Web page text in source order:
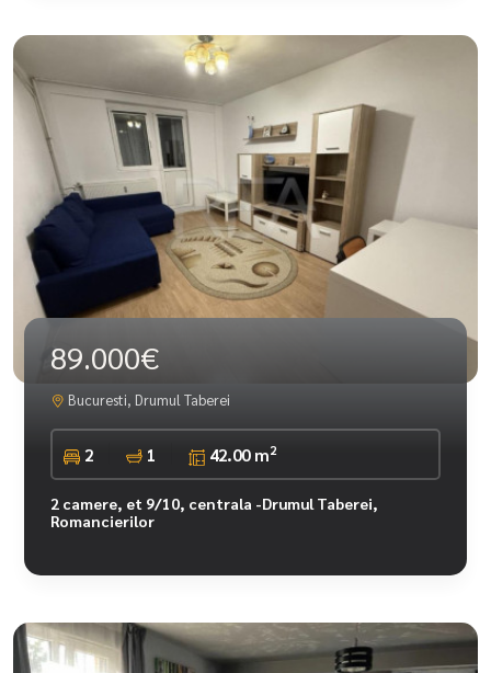
89.000€
Bucuresti, Drumul Taberei
2 1 42.00 m2
2 camere, et 9/10, centrala -Drumul Taberei,
Romancierilor